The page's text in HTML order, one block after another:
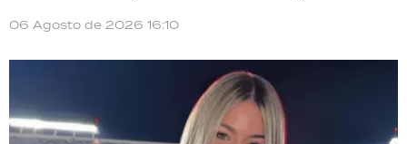
06 Agosto de 2026 16:10